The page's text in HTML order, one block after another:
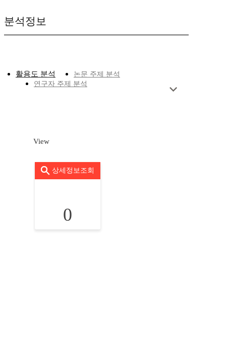
분석정보
활용도 분석
논문 주제 분석
연구자 주제 분석
View
상세정보조회
0